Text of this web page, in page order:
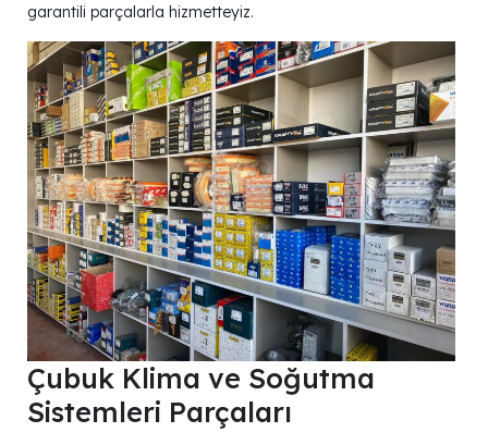
garantili parçalarla hizmetteyiz.
Çubuk Klima ve Soğutma
Sistemleri Parçaları